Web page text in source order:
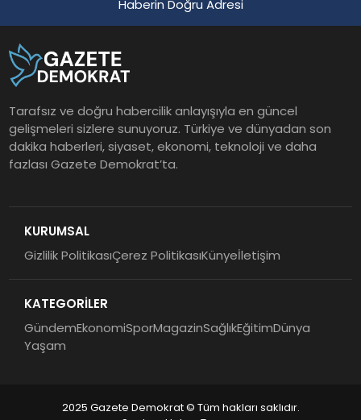
Haberin Doğru Adresi
Tarafsız ve doğru habercilik anlayışıyla en güncel
gelişmeleri sizlere sunuyoruz. Türkiye ve dünyadan son
dakika haberleri, siyaset, ekonomi, teknoloji ve daha
fazlası Gazete Demokrat’ta.
KURUMSAL
Gizlilik PolitikasıÇerez PolitikasıKünyeİletişim
KATEGORİLER
GündemEkonomiSporMagazinSağlıkEğitimDünya
Yaşam
2025 Gazete Demokrat © Tüm hakları saklıdır.